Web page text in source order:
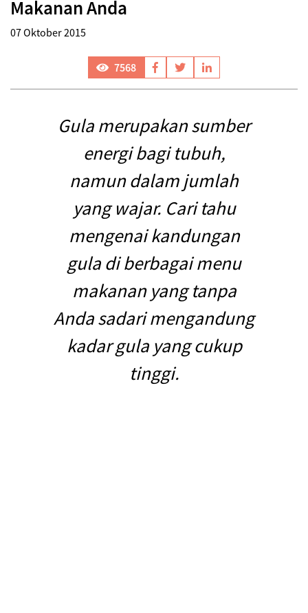
Makanan Anda
07 Oktober 2015
7568
Gula merupakan sumber
energi bagi tubuh,
namun dalam jumlah
yang wajar. Cari tahu
mengenai kandungan
gula di berbagai menu
makanan yang tanpa
Anda sadari mengandung
kadar gula yang cukup
tinggi.